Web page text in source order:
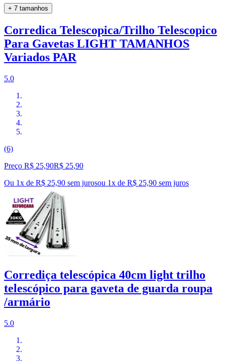
+ 7 tamanhos
Corredica Telescopica/Trilho Telescopico
Para Gavetas LIGHT TAMANHOS
Variados PAR
5.0
(6)
Preço R$ 25,90R$ 25,90
Ou 1x de R$ 25,90 sem jurosou 1x de R$ 25,90 sem juros
Corrediça telescópica 40cm light trilho
telescópico para gaveta de guarda roupa
/armário
5.0